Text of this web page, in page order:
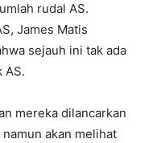
rudal AS.
James Matis
sejauh ini tak ada
AS.
mereka dilancarkan
namun akan melihat